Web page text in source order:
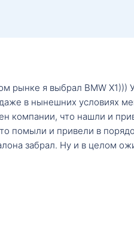
рынке я выбрал BMW X1)))
в нынешних условиях
компании, что нашли и
помыли и привели в
забрал. Ну и в целом